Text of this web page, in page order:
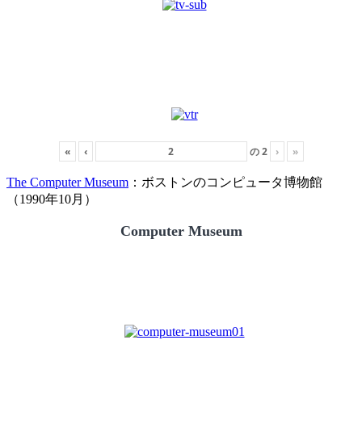
« ‹ の2 › »
The Computer Museum ：ボストンのコンピュータ博物館
（1990年10月）
Computer Museum